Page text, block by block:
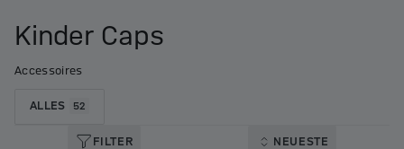
Kinder Caps
Accessoires
ALLES 52
FILTER NEUESTE